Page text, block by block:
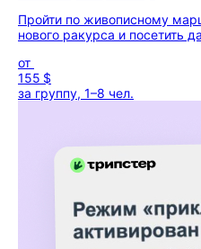
Пройти по живописному
нового ракурса и посетить
от
155 $
за группу, 1–8 чел.